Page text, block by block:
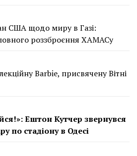
США щодо миру в Газі:
роззброєння ХАМАСу
Barbie, присвячену Вітні
Ештон Кутчер звернувся
по стадіону в Одесі